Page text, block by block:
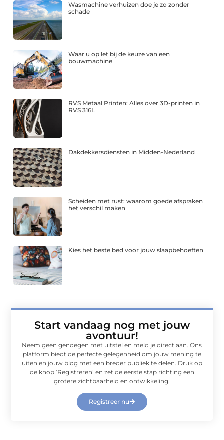
Wasmachine verhuizen doe je zo zonder
schade
Waar u op let bij de keuze van een
bouwmachine
RVS Metaal Printen: Alles over 3D-printen in
RVS 316L
Dakdekkersdiensten in Midden-Nederland
Scheiden met rust: waarom goede afspraken
het verschil maken
Kies het beste bed voor jouw slaapbehoeften
Start vandaag nog met jouw
avontuur!
Neem geen genoegen met uitstel en meld je direct aan. Ons
platform biedt de perfecte gelegenheid om jouw mening te
uiten en jouw blog met een breder publiek te delen. Druk op
de knop ‘Registreren’ en zet de eerste stap richting een
grotere zichtbaarheid en ontwikkeling.
Registreer nu